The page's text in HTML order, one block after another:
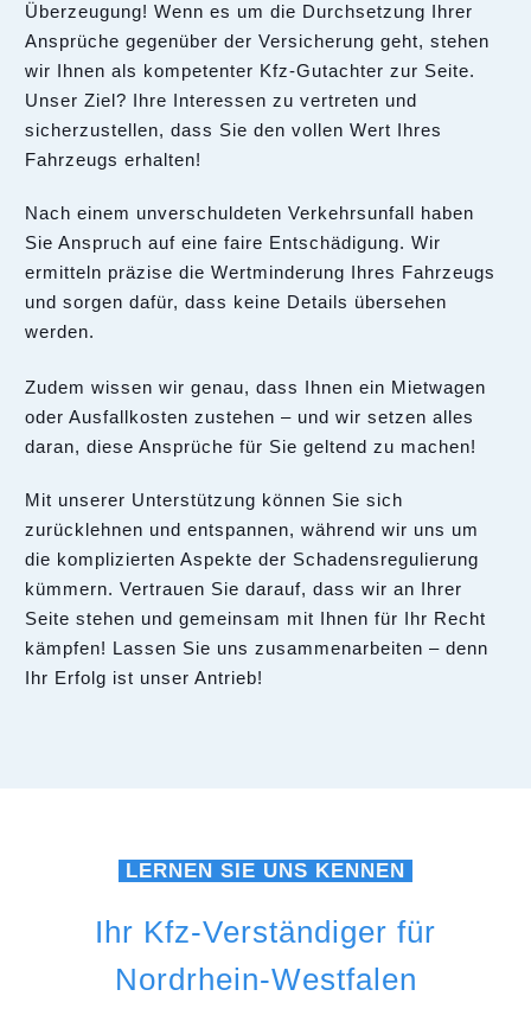
Überzeugung! Wenn es um die Durchsetzung Ihrer
Ansprüche gegenüber der Versicherung geht, stehen
wir Ihnen als kompetenter Kfz-Gutachter zur Seite.
Unser Ziel? Ihre Interessen zu vertreten und
sicherzustellen, dass Sie den vollen Wert Ihres
Fahrzeugs erhalten!
Nach einem unverschuldeten Verkehrsunfall haben
Sie Anspruch auf eine faire Entschädigung. Wir
ermitteln präzise die Wertminderung Ihres Fahrzeugs
und sorgen dafür, dass keine Details übersehen
werden.
Zudem wissen wir genau, dass Ihnen ein Mietwagen
oder Ausfallkosten zustehen – und wir setzen alles
daran, diese Ansprüche für Sie geltend zu machen!
Mit unserer Unterstützung können Sie sich
zurücklehnen und entspannen, während wir uns um
die komplizierten Aspekte der Schadensregulierung
kümmern. Vertrauen Sie darauf, dass wir an Ihrer
Seite stehen und gemeinsam mit Ihnen für Ihr Recht
kämpfen! Lassen Sie uns zusammenarbeiten – denn
Ihr Erfolg ist unser Antrieb!
LERNEN SIE UNS KENNEN
Ihr Kfz-Verständiger für
Nordrhein-Westfalen